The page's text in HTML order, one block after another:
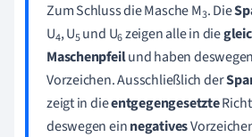
Zum Schluss dieMasche M3. Die
U4, U5und U6zeigen alle in die
Maschenpfeilund haben
Vorzeichen. Ausschließlich der
zeigt in dieentgegengesetzte
deswegen einnegatives